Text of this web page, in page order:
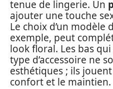
tenue de lingerie. Un
ajouter une touche
Le choix d’un
exemple, peut
look floral. Les bas
type d’accessoire ne
esthétiques ; ils
confort et le maintien.